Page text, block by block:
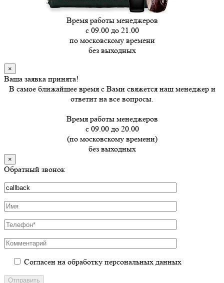
Время работы менеджеров
с 09.00 до 21.00
по московскому времени
без выходных
×
Ваша заявка принята!
В самое ближайшее время с Вами свяжется наш менеджер и
ответит на все вопросы.
Время работы менеджеров
с 09.00 до 20.00
(по московскому времени)
без выходных
×
Обратный звонок
Согласен на обработку персональных данных